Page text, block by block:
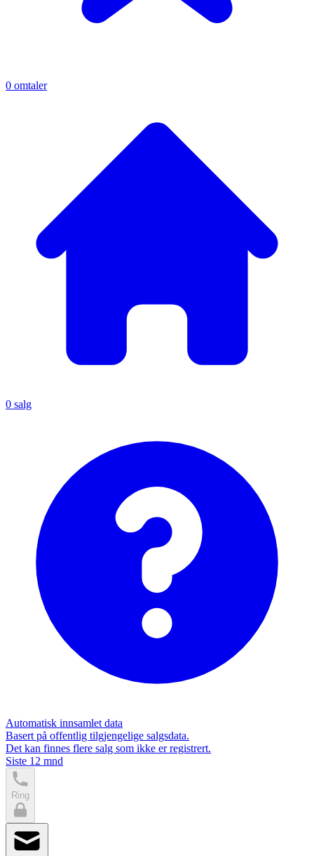
0 omtaler
0 salg
Automatisk innsamlet data
Basert på offentlig tilgjengelige salgsdata.
Det kan finnes flere salg som ikke er registrert.
Siste 12 mnd
Ring